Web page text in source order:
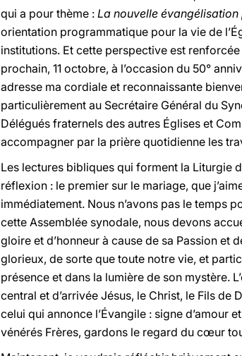
qui a pour thème : La nouvelle
orientation programmatique pour la vie de
institutions. Et cette perspective est
prochain, 11 octobre, à l’occasion du 50°
adresse ma cordiale et reconnaissante
particulièrement au Secrétaire Général du
Délégués fraternels des autres Églises et
accompagner par la prière quotidienne les
Les lectures bibliques qui forment la Liturgie
réflexion : le premier sur le mariage, que
immédiatement. Nous n’avons pas le temps
cette Assemblée synodale, nous devons
gloire et d’honneur à cause de sa Passion et
glorieux, de sorte que toute notre vie, et
présence et dans la lumière de son mystère.
central et d’arrivée Jésus, le Christ, le Fils de
celui qui annonce l’Évangile : signe d’amour
vénérés Frères, gardons le regard du cœur